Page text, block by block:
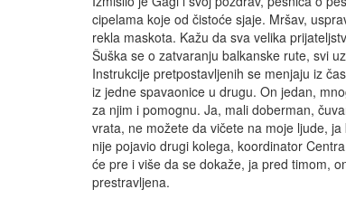
cipelama koje od čistoće sjaje. Mršav,
rekla maskota. Kažu da sva velika
Šuška se o zatvaranju balkanske rute, svi
Instrukcije pretpostavljenih se menjaju iz
iz jedne spavaonice u drugu. On jedan,
za njim i pomognu. Ja, mali doberman,
vrata, ne možete da vičete na moje ljude,
nije pojavio drugi kolega, koordinator
će pre i više da se dokaže, ja pred timom,
prestravljena.